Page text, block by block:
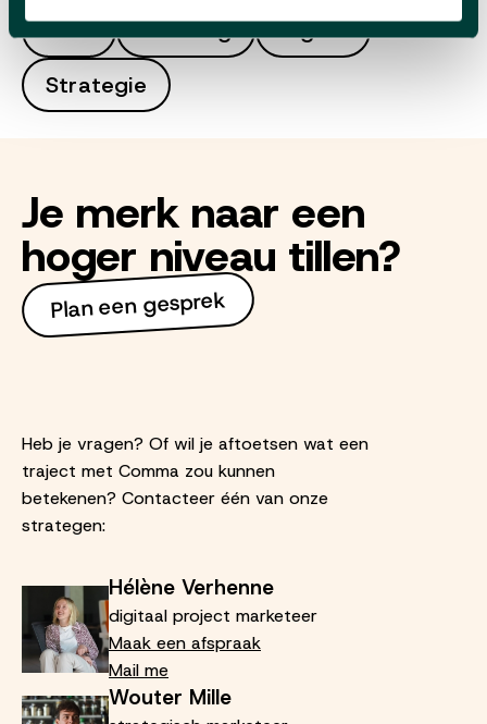
Web Branding
Digital
Strategie
Je merk naar een
hoger niveau tillen?
Plan een gesprek
Heb je vragen? Of wil je aftoetsen wat een
traject met Comma zou kunnen
betekenen? Contacteer één van onze
strategen:
Hélène Verhenne
digitaal project marketeer
Maak een afspraak
Mail me
Wouter Mille